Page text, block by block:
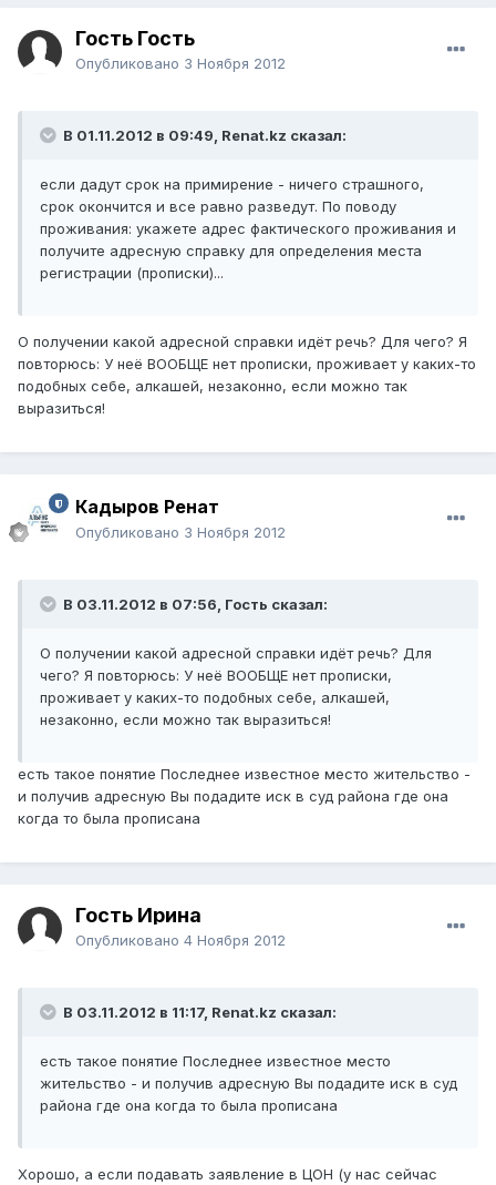
Гость Гость
Опубликовано 3 Ноября 2012
В 01.11.2012 в 09:49, Renat.kz сказал:
если дадут срок на примирение - ничего страшного,
срок окончится и все равно разведут. По поводу
проживания: укажете адрес фактического проживания и
получите адресную справку для определения места
регистрации (прописки)...
О получении какой адресной справки идёт речь? Для чего? Я
повторюсь: У неё ВООБЩЕ нет прописки, проживает у каких-то
подобных себе, алкашей, незаконно, если можно так
выразиться!
Кадыров Ренат
Опубликовано 3 Ноября 2012
В 03.11.2012 в 07:56, Гость сказал:
О получении какой адресной справки идёт речь? Для
чего? Я повторюсь: У неё ВООБЩЕ нет прописки,
проживает у каких-то подобных себе, алкашей,
незаконно, если можно так выразиться!
есть такое понятие Последнее известное место жительство -
и получив адресную Вы подадите иск в суд района где она
когда то была прописана
Гость Ирина
Опубликовано 4 Ноября 2012
В 03.11.2012 в 11:17, Renat.kz сказал:
есть такое понятие Последнее известное место
жительство - и получив адресную Вы подадите иск в суд
района где она когда то была прописана
Хорошо, а если подавать заявление в ЦОН (у нас сейчас